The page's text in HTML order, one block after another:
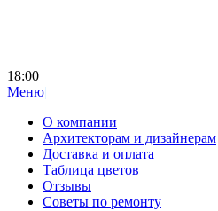
18:00
Меню|
О компании
Архитекторам и дизайнерам
Доставка и оплата
Таблица цветов
Отзывы
Советы по ремонту